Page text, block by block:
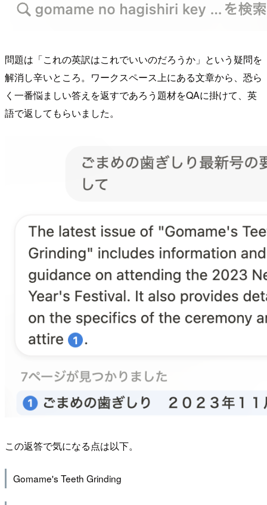
問題は「これの英訳はこれでいいのだろうか」という疑問を
解消し辛いところ。ワークスペース上にある文章から、恐ら
く一番悩ましい答えを返すであろう題材をQAに掛けて、英
語で返してもらいました。
この返答で気になる点は以下。
Gomame's Teeth Grinding